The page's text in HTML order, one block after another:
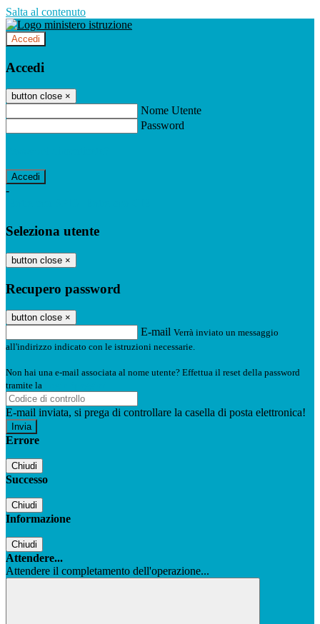
Salta al contenuto
Accedi
Accedi
button close ×
Nome Utente
Password
-
Seleziona utente
button close ×
Recupero password
button close ×
E-mail Verrà inviato un messaggio
all'indirizzo indicato con le istruzioni necessarie.
Non hai una e-mail associata al nome utente? Effettua il reset della password
tramite la
E-mail inviata, si prega di controllare la casella di posta elettronica!
Errore
Chiudi
Successo
Chiudi
Informazione
Chiudi
Attendere...
Attendere il completamento dell'operazione...